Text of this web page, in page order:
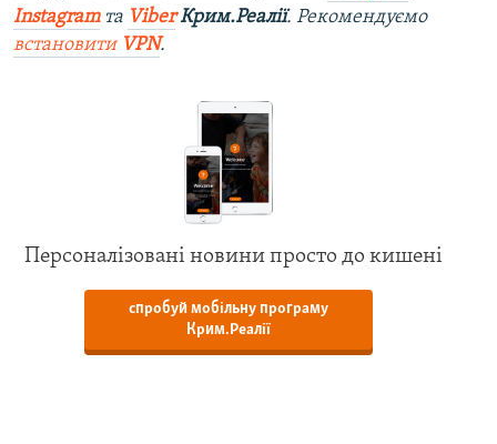
Instagramта ViberКрим.Реалії. Рекомендуємо
встановити VPN.
Персоналізовані новини просто до кишені
спробуй мобільну програму
Крим.Реалії